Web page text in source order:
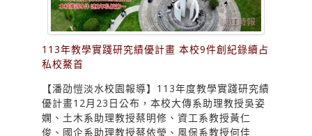
113年教學實踐研究績優計畫 本校9件創紀錄續占
私校鰲首
【潘劭愷淡水校園報導】113年度教學實踐研究績
優計畫12月23日公布，本校大傳系助理教授吳姿
嫻、土木系助理教授蔡明修、資工系教授黃仁
俊、國企系助理教授蔡依瑩、風保系教授何佳